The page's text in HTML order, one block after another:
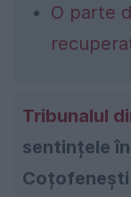
O parte
Tribunalul
sentințele